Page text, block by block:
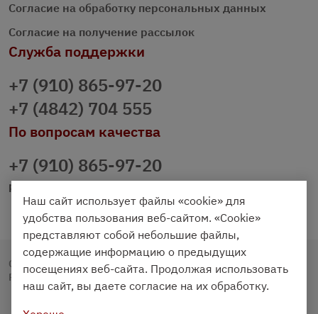
Согласие на обработку персональных данных
Согласие на получение рассылок
Служба поддержки
+7 (910) 865-97-20
+7 (4842) 704 555
По вопросам качества
+7 (910) 865-97-20
prazdnichniy40@palmi.ru
Copyright © 2020 - 2026. Праздничный Стол.
Разработка и продвижение - Vegas Studio
Наш сайт использует файлы «cookie» для
удобства пользования веб-сайтом. «Cookie»
представляют собой небольшие файлы,
содержащие информацию о предыдущих
посещениях веб-сайта. Продолжая использовать
наш сайт, вы даете согласие на их обработку.